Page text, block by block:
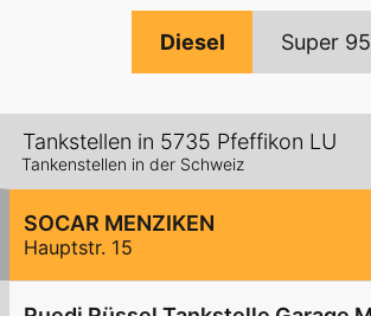
Diesel Super 95
Tankstellen in 5735 Pfeffikon LU
Tankenstellen in der Schweiz
SOCAR MENZIKEN
Hauptstr. 15